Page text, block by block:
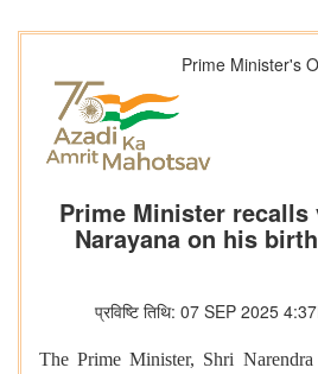
Prime Minister's
Prime Minister recalls
Narayana on his
प्रविष्टि तिथि: 07 SEP 2025
The Prime Minister, Shri